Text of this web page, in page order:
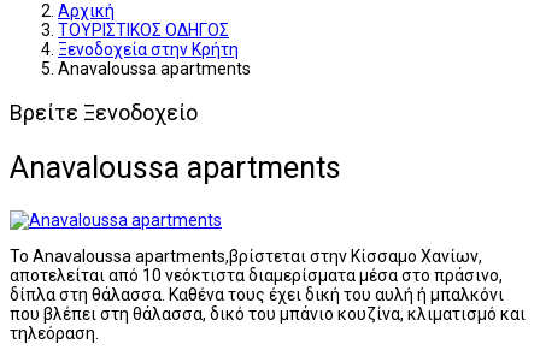
Αρχική
ΤΟΥΡΙΣΤΙΚΟΣ ΟΔΗΓΟΣ
Ξενοδοχεία στην Κρήτη
Anavaloussa apartments
Βρείτε Ξενοδοχείο
Anavaloussa apartments
Το Anavaloussa apartments,βρίστεται στην Κίσσαμο Χανίων,
αποτελείται από 10 νεόκτιστα διαμερίσματα μέσα στο πράσινο,
δίπλα στη θάλασσα. Καθένα τους έχει δική του αυλή ή μπαλκόνι
που βλέπει στη θάλασσα, δικό του μπάνιο κουζίνα, κλιματισμό και
τηλεόραση.